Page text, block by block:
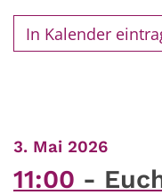
In Kalender
3. Mai 2026:
11:00